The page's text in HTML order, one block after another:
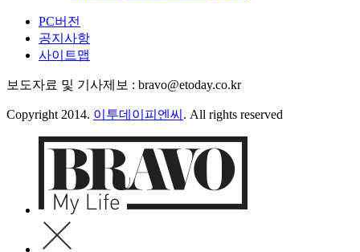
PC버전
공지사항
사이트맵
보도자료 및 기사제보 : bravo@etoday.co.kr
Copyright 2014. 이투데이피엔씨 . All rights reserved